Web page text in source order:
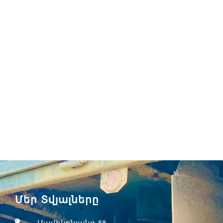
Մեր Տվյալները